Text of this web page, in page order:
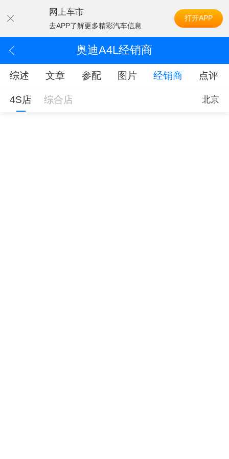
网上车市
去APP了解更多精彩汽车信息
打开APP
奥迪A4L经销商
综述 文章 参配 图片 经销商 点评
4S店 综合店 北京